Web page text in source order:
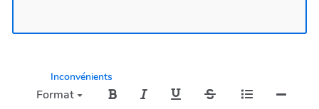
Inconvénients
Format